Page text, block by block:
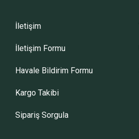
Gönder
İletişim
İletişim Formu
Havale Bildirim Formu
Kargo Takibi
Sipariş Sorgula